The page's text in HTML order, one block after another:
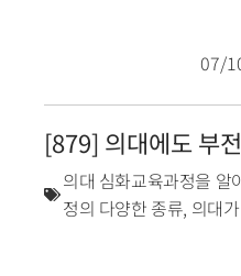
07/
[879] 의대에도 부
의대 심화교육과정을 알
정의 다양한 종류, 의대